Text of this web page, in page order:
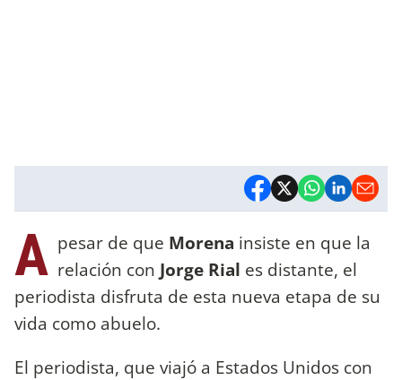
A pesar de que Morena insiste en que la
relación con Jorge Rial es distante, el
periodista disfruta de esta nueva etapa de su
vida como abuelo.
El periodista, que viajó a Estados Unidos con